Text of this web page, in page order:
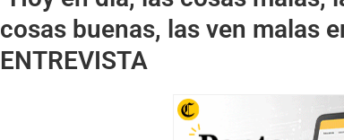
cosas buenas, las ven malas
ENTREVISTA